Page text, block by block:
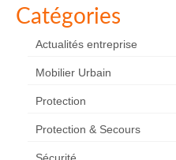
Catégories
Actualités entreprise
Mobilier Urbain
Protection
Protection & Secours